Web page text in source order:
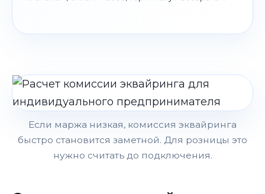
Если маржа низкая, комиссия эквайринга
быстро становится заметной. Для розницы это
нужно считать до подключения.